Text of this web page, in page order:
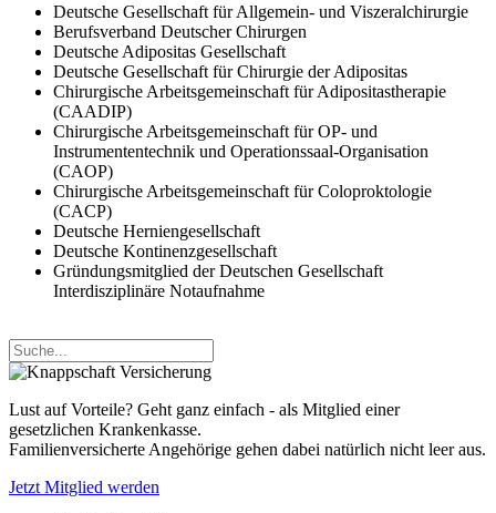
Deutsche Gesellschaft für Allgemein- und Viszeralchirurgie
Berufsverband Deutscher Chirurgen
Deutsche Adipositas Gesellschaft
Deutsche Gesellschaft für Chirurgie der Adipositas
Chirurgische Arbeitsgemeinschaft für Adipositastherapie
(CAADIP)
Chirurgische Arbeitsgemeinschaft für OP- und
Instrumententechnik und Operationssaal-Organisation
(CAOP)
Chirurgische Arbeitsgemeinschaft für Coloproktologie
(CACP)
Deutsche Herniengesellschaft
Deutsche Kontinenzgesellschaft
Gründungsmitglied der Deutschen Gesellschaft
Interdisziplinäre Notaufnahme
Lust auf Vorteile? Geht ganz einfach - als Mitglied einer
gesetzlichen Krankenkasse.
Familienversicherte Angehörige gehen dabei natürlich nicht leer aus.
Jetzt Mitglied werden